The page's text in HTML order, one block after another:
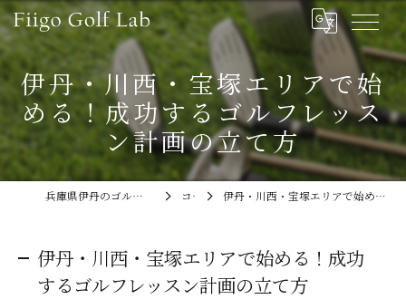
伊丹・川西・宝塚エリアで始
める！成功するゴルフレッス
ン計画の立て方
兵庫県伊丹のゴルフレッスンならFiigo Golf Lab コラム 伊丹・川西・宝塚エリアで始める！成功するゴルフレッスン計画の立て方
伊丹・川西・宝塚エリアで始める！成功
するゴルフレッスン計画の立て方